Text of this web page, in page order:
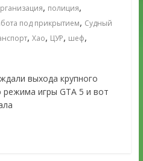
, полиция,
под прикрытием, Судный
, Хао, ЦУР, шеф,
выхода крупного
игры GTA 5 и вот